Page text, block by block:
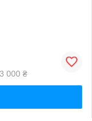
000 ₴